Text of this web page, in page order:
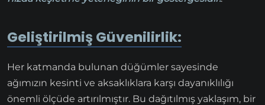
Geliştirilmiş Güvenilirlik:
Her katmanda bulunan düğümler sayesinde
ağımızın kesinti ve aksaklıklara karşı dayanıklılığı
önemli ölçüde artırılmıştır. Bu dağıtılmış yaklaşım, bir